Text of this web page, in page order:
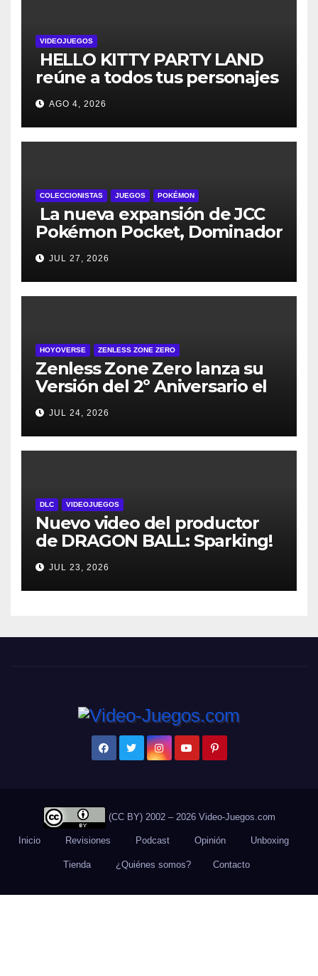
VIDEOJUEGOS
HELLO KITTY PARTY LAND
reúne a todos tus personajes
favoritos en un solo lugar; ya
están disponibles las
preventas digitales
AGO 4, 2026
COLECCIONISTAS JUEGOS POKÉMON
La nueva expansión de JCC
Pokémon Pocket, Dominador
de los Cielos, se lanza el 29
de julio
JUL 27, 2026
HOYOVERSE ZENLESS ZONE ZERO
Zenless Zone Zero lanza su
Versión del 2º Aniversario el
29 de julio – con regalos para
todos los jugadores y nuevos
personajes
JUL 24, 2026
DLC VIDEOJUEGOS
Nuevo video del productor
de DRAGON BALL: Sparking!
ZERO detalla el Super Limit-
Breaking NEO DLC
JUL 23, 2026
(CC BY) 2002 – 2026 Video-Juegos.com
Inicio Revisiones Podcast Opinión Unboxing
Tienda ¿Quiénes somos? Contacto